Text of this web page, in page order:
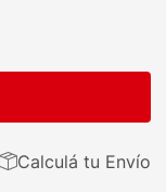
Calculá tu Envío